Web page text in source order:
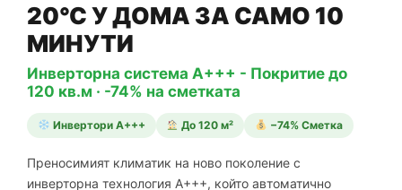
20°C У ДОМА ЗА САМО 10
МИНУТИ
Инверторна система A+++ - Покритие до
120 кв.м · -74% на сметката
Инвертори A+++ До 120 м² −74% Сметка
Преносимият климатик на ново поколение с
инверторна технология A+++, който автоматично